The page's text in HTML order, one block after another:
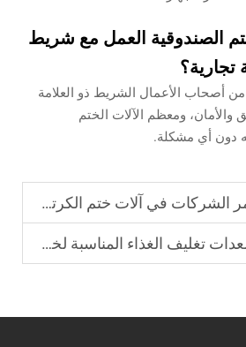
الصندوقية العمل مع شريط
تجارية؟
من أصحاب الأعمال الشريط ذو العلامة
والأمان، ومعظم الآلات الختم
دون أي مشكلة.
في آلات ختم الكرتون الأوتوماتيكية؟
الغذاء المناسبة لخط الإنتاج الخاص بك؟